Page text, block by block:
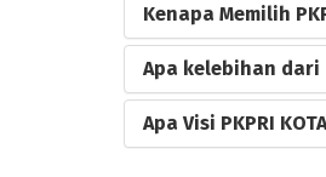
Kenapa Memilih
Apa kelebihan dari
Apa Visi PKPRI